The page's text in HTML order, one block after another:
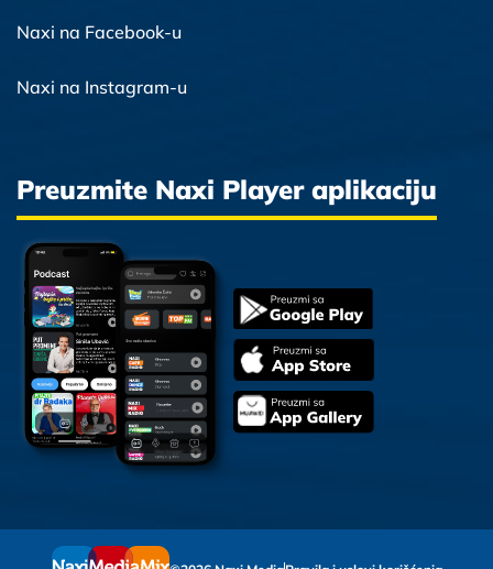
Naxi na Facebook-u
Naxi na Instagram-u
Preuzmite Naxi Player aplikaciju